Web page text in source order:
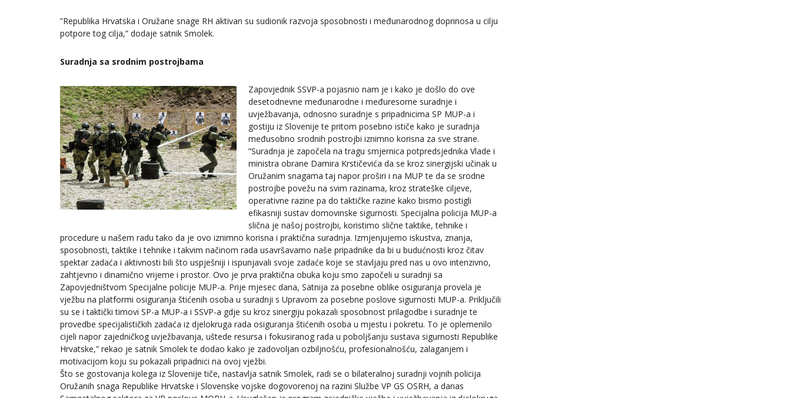
”Republika Hrvatska i Oružane snage RH aktivan su sudionik razvoja sposobnosti i međunarodnog doprinosa u cilju
potpore tog cilja,” dodaje satnik Smolek.
Suradnja sa srodnim postrojbama
Zapovjednik SSVP-a pojasnio nam je i kako je došlo do ove
desetodnevne međunarodne i međuresorne suradnje i
uvježbavanja, odnosno suradnje s pripadnicima SP MUP-a i
gostiju iz Slovenije te pritom posebno ističe kako je suradnja
međusobno srodnih postrojbi iznimno korisna za sve strane.
”Suradnja je započela na tragu smjernica potpredsjednika Vlade i
ministra obrane Damira Krstičevića da se kroz sinergijski učinak u
Oružanim snagama taj napor proširi i na MUP te da se srodne
postrojbe povežu na svim razinama, kroz strateške ciljeve,
operativne razine pa do taktičke razine kako bismo postigli
efikasniji sustav domovinske sigurnosti. Specijalna policija MUP-a
slična je našoj postrojbi, koristimo slične taktike, tehnike i
procedure u našem radu tako da je ovo iznimno korisna i praktična suradnja. Izmjenjujemo iskustva, znanja,
sposobnosti, taktike i tehnike i takvim načinom rada usavršavamo naše pripadnike da bi u budućnosti kroz čitav
spektar zadaća i aktivnosti bili što uspješniji i ispunjavali svoje zadaće koje se stavljaju pred nas u ovo intenzivno,
zahtjevno i dinamično vrijeme i prostor. Ovo je prva praktična obuka koju smo započeli u suradnji sa
Zapovjedništvom Specijalne policije MUP-a. Prije mjesec dana, Satnija za posebne oblike osiguranja provela je
vježbu na platformi osiguranja štićenih osoba u suradnji s Upravom za posebne poslove sigurnosti MUP-a. Priključili
su se i taktički timovi SP-a MUP-a i SSVP-a gdje su kroz sinergiju pokazali sposobnost prilagodbe i suradnje te
provedbe specijalističkih zadaća iz djelokruga rada osiguranja štićenih osoba u mjestu i pokretu. To je oplemenilo
cijeli napor zajedničkog uvježbavanja, uštede resursa i fokusiranog rada u poboljšanju sustava sigurnosti Republike
Hrvatske,” rekao je satnik Smolek te dodao kako je zadovoljan ozbiljnošću, profesionalnošću, zalaganjem i
motivacijom koju su pokazali pripadnici na ovoj vježbi.
Što se gostovanja kolega iz Slovenije tiče, nastavlja satnik Smolek, radi se o bilateralnoj suradnji vojnih policija
Oružanih snaga Republike Hrvatske i Slovenske vojske dogovorenoj na razini Službe VP GS OSRH, a danas